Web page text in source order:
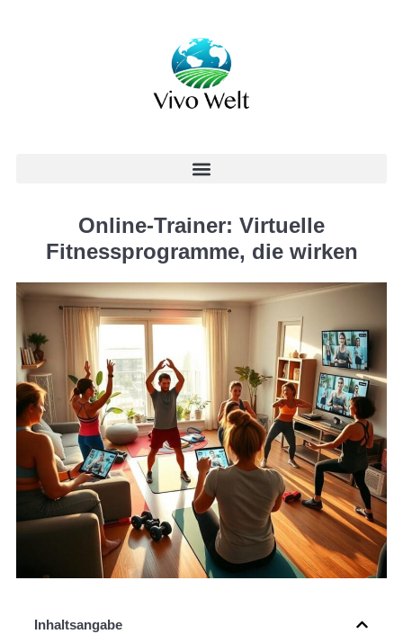
Online-Trainer: Virtuelle
Fitnessprogramme, die wirken
Inhaltsangabe